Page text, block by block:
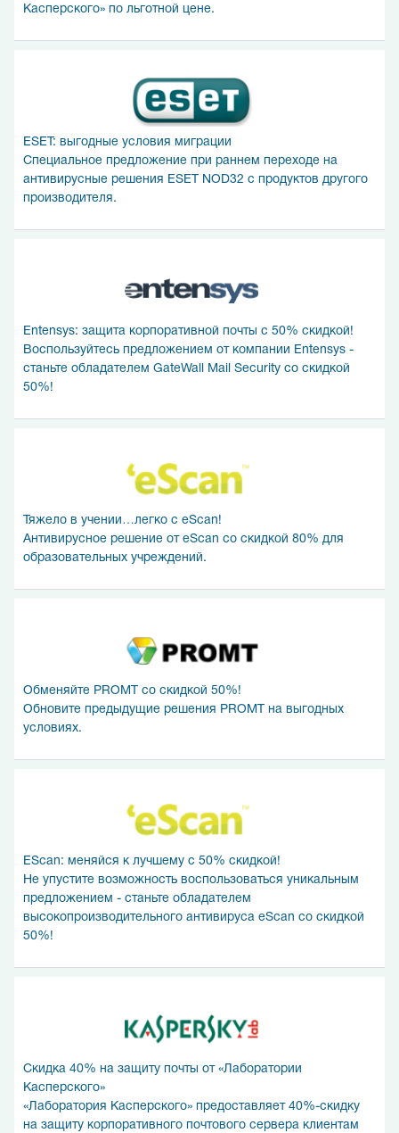
Касперского» по льготной цене.
ESET: выгодные условия миграции
Специальное предложение при раннем переходе на
антивирусные решения ESET NOD32 с продуктов другого
производителя.
Entensys: защита корпоративной почты с 50% скидкой!
Воспользуйтесь предложением от компании Entensys -
станьте обладателем GateWall Mail Security со скидкой
50%!
Тяжело в учении…легко c eScan!
Антивирусное решение от eScan со скидкой 80% для
образовательных учреждений.
Обменяйте PROMT со скидкой 50%!
Обновите предыдущие решения PROMT на выгодных
условиях.
EScan: меняйся к лучшему с 50% скидкой!
Не упустите возможность воспользоваться уникальным
предложением - станьте обладателем
высокопроизводительного антивируса eScan со скидкой
50%!
Скидка 40% на защиту почты от «Лаборатории
Касперского»
«Лаборатория Касперского» предоставляет 40%-скидку
на защиту корпоративного почтового сервера клиентам